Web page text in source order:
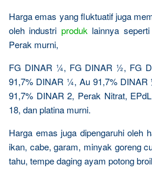
Harga emas yang fluktuatif juga
oleh industri produk lainnya
Perak murni,
FG DINAR ¼, FG DINAR ½, FG
91,7% DINAR ¼, Au 91,7%
91,7% DINAR 2, Perak Nitrat,
18, dan platina murni.
Harga emas juga dipengaruhi oleh
ikan, cabe, garam, minyak goreng
tahu, tempe daging ayam potong